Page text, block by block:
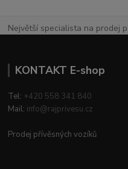
Největší specialista na prodej
KONTAKT E-shop
Tel: +420 558 341 840
Mail: info@rajprivesu.cz
Prodej přívěsných vozíků